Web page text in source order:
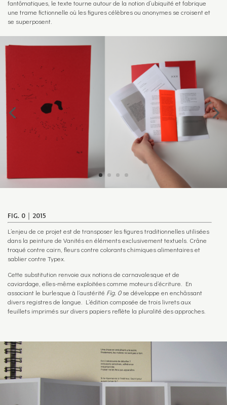
fantômatiques, le texte tourne autour de la notion d’ubiquité et fabrique
une trame fictionnelle où les figures célèbres ou anonymes se croisent et
se superposent.
FIG. 0｜2015
L’enjeu de ce projet est de transposer les figures traditionnelles utilisées
dans la peinture de Vanités en éléments exclusivement textuels. Crâne
troqué contre cairn, fleurs contre colorants chimiques alimentaires et
sablier contre Typex.
Cette substitution renvoie aux notions de carnavalesque et de
caviardage, elles-même exploitées comme moteurs d’écriture. En
associant le burlesque à l’austérité Fig. 0se développe en enchâssant
divers registres de langue. L’édition composée de trois livrets aux
feuillets imprimés sur divers papiers reflète la pluralité des approches.